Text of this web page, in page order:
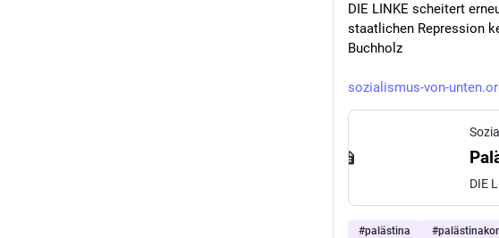
DIE LINKE scheitert
staatlichen Repression
Buchholz
sozialismus-von-
#palästina #